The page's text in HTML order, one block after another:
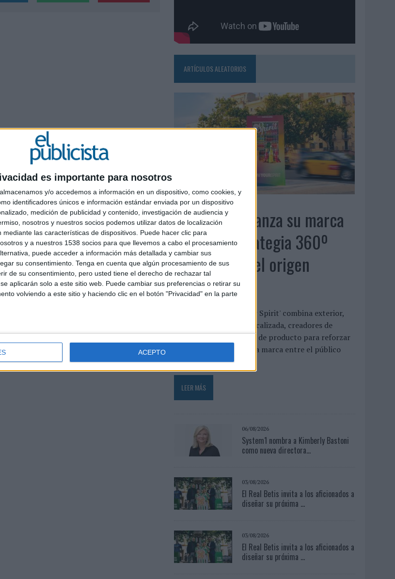
es importante para nosotros
almacenamos y/o accedemos a información en un dispositivo, como cookies, y
identificadores únicos e información estándar enviada por un dispositivo
medición de publicidad y contenido, investigación de audiencia y
nosotros y nuestros socios podemos utilizar datos de localización
las características de dispositivos. Puede hacer clic para
y a nuestros 1538 socios para que llevemos a cabo el procesamiento
puede acceder a información más detallada y cambiar sus
su consentimiento. Tenga en cuenta que algún procesamiento de sus
de su consentimiento, pero usted tiene el derecho de rechazar tal
aplicarán solo a este sitio web. Puede cambiar sus preferencias o retirar su
volviendo a este sitio y haciendo clic en el botón "Privacidad" en la parte
ACEPTO
ARTÍCULOS ALEATORIOS
07/08/2026
MG Spirit relanza su marca
con una estrategia 360º
centrada en el origen
barcelonés
La campaña 'Show Your Spirit' combina exterior,
publicidad digital geolocalizada, creadores de
contenido e innovación de producto para reforzar
el posicionamiento de la marca entre el público
joven ...
LEER MÁS
06/08/2026
System1 nombra a Kimberly Bastoni
como nueva directora...
03/08/2026
El Real Betis invita a los aficionados a
diseñar su próxima ...
03/08/2026
El Real Betis invita a los aficionados a
diseñar su próxima ...